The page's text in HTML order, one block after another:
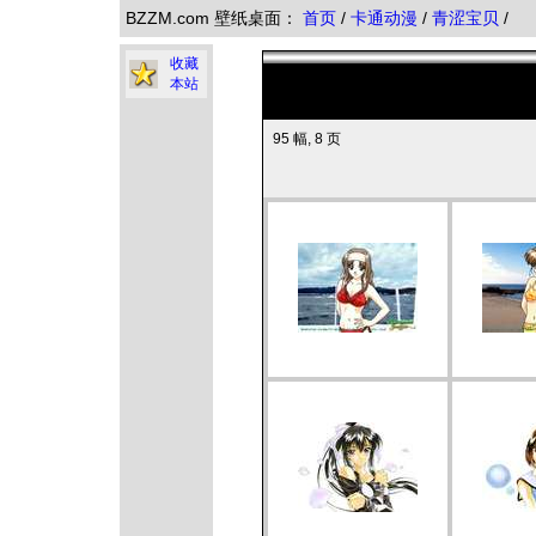
BZZM.com 壁纸桌面： 首页 / 卡通动漫 / 青涩宝贝 /
收藏
本站
95 幅, 8 页